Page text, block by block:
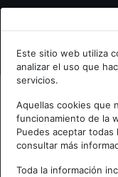
Bienvenid@ a
Escribe tu Email
Accede o regístrate
Este sitio web utiliza
analizar el uso que
servicios.
Aquellas cookies que
funcionamiento de la
Puedes aceptar todas
consultar más
Toda la información